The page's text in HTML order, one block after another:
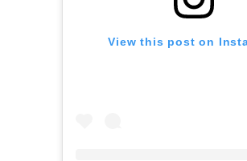
View this post on